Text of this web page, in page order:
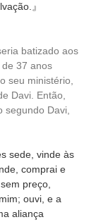
』
batizado aos
37 anos
seu ministério,
Davi. Então,
segundo Davi,
sede, vinde às
comprai e
preço,
ouvi, e a
aliança